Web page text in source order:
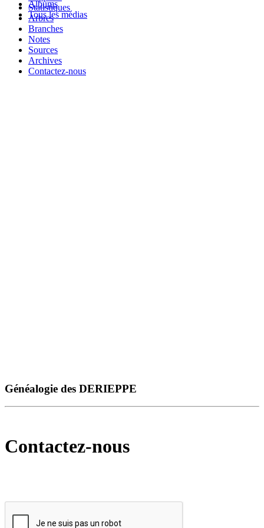
Albums
Tous les médias
Statistiques
Arbres
Branches
Notes
Sources
Archives
Contactez-nous
Généalogie des DERIEPPE
Contactez-nous